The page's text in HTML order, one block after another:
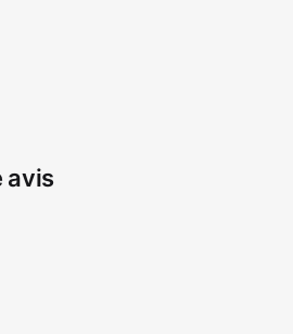
avis